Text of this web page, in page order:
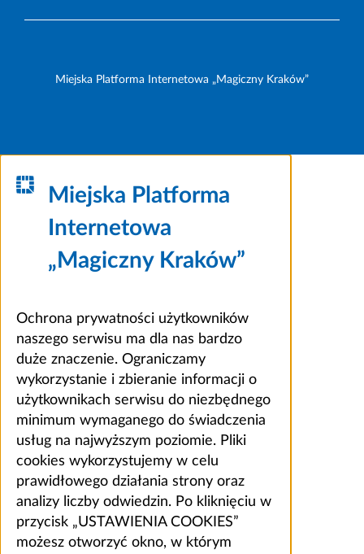
Miejska Platforma Internetowa „Magiczny Kraków”
Miejska Platforma
Internetowa
„Magiczny Kraków”
Ochrona prywatności użytkowników
naszego serwisu ma dla nas bardzo
duże znaczenie. Ograniczamy
wykorzystanie i zbieranie informacji o
użytkownikach serwisu do niezbędnego
minimum wymaganego do świadczenia
usług na najwyższym poziomie. Pliki
cookies wykorzystujemy w celu
prawidłowego działania strony oraz
analizy liczby odwiedzin. Po kliknięciu w
przycisk „USTAWIENIA COOKIES”
możesz otworzyć okno, w którym